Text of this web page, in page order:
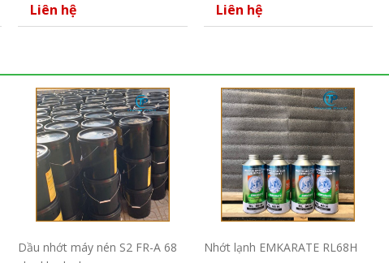
Liên hệ Liên hệ
Dầu nhớt máy nén S2 FR-A 68
Nhớt lạnh EMKARATE RL68H